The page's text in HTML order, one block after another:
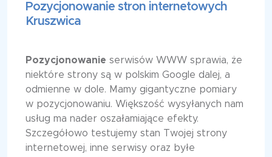
Pozycjonowanie stron internetowych
Kruszwica
Pozycjonowanie serwisów WWW sprawia, że
niektóre strony są w polskim Google dalej, a
odmienne w dole. Mamy gigantyczne pomiary
w pozycjonowaniu. Większość wysyłanych nam
usług ma nader oszałamiające efekty.
Szczegółowo testujemy stan Twojej strony
internetowej, inne serwisy oraz byłe